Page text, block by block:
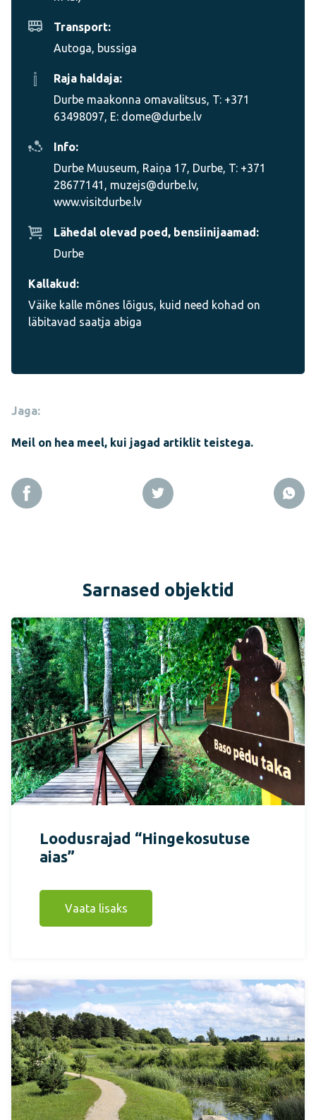
Transport:
Autoga, bussiga
Raja haldaja:
Durbe maakonna omavalitsus, T: +371
63498097, E: dome@durbe.lv
Info:
Durbe Muuseum, Raiņa 17, Durbe, T: +371
28677141, muzejs@durbe.lv,
www.visitdurbe.lv
Lähedal olevad poed, bensiinijaamad:
Durbe
Kallakud:
Väike kalle mõnes lõigus, kuid need kohad on
läbitavad saatja abiga
Jaga:
Meil on hea meel, kui jagad artiklit teistega.
Sarnased objektid
Loodusrajad “Hingekosutuse
aias”
Vaata lisaks